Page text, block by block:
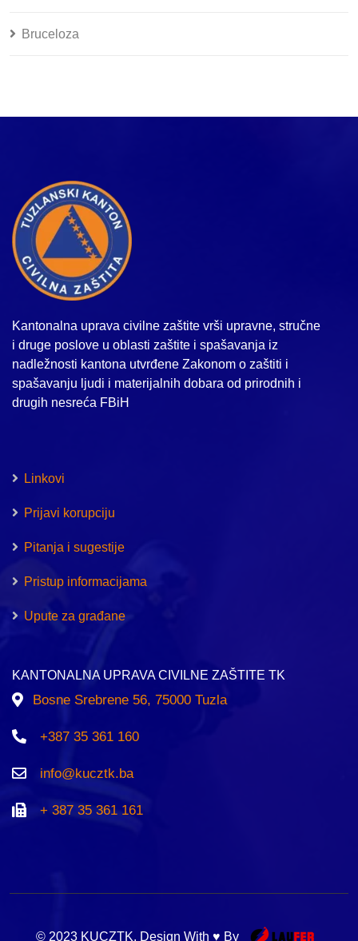
Bruceloza
Kantonalna uprava civilne zaštite vrši upravne, stručne
i druge poslove u oblasti zaštite i spašavanja iz
nadležnosti kantona utvrđene Zakonom o zaštiti i
spašavanju ljudi i materijalnih dobara od prirodnih i
drugih nesreća FBiH
Linkovi
Prijavi korupciju
Pitanja i sugestije
Pristup informacijama
Upute za građane
KANTONALNA UPRAVA CIVILNE ZAŠTITE TK
Bosne Srebrene 56, 75000 Tuzla
+387 35 361 160
info@kucztk.ba
+ 387 35 361 161
© 2023 KUCZTK. Design With ♥ By